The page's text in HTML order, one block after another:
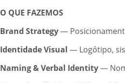
O QUE FAZEMOS
Brand Strategy—
Identidade Visual — Logótipo,
Naming & Verbal Identity—